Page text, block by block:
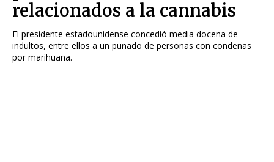
relacionados a la cannabis
El presidente estadounidense concedió media docena de
indultos, entre ellos a un puñado de personas con condenas
por marihuana.